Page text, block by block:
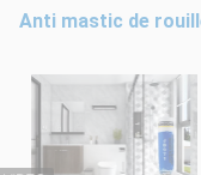
Anti mastic de